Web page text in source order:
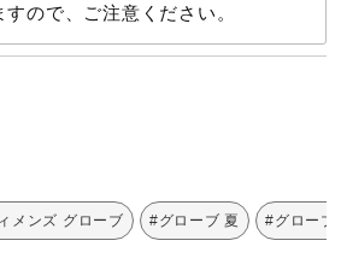
ので、ご注意ください。
メンズ グローブ #グローブ 夏 #グローブ